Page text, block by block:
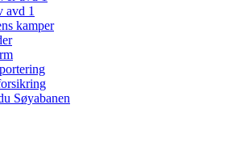
avd 1
kamper
Søyabanen